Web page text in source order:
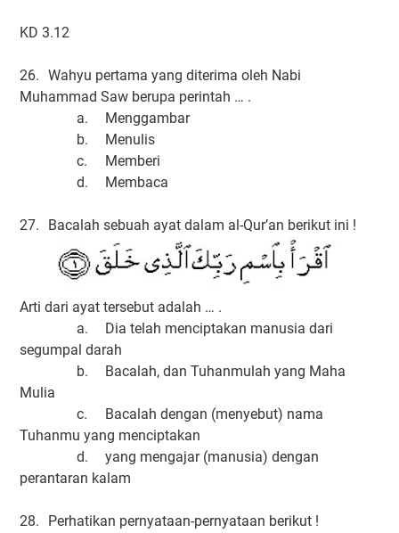
KD 3.12
26. Wahyu pertama yang diterima oleh Nabi
Muhammad Saw berupa perintah … .
a.
Menggambar
b.
Menulis
c.
Memberi
d.
Membaca
27. Bacalah sebuah ayat dalam al-Qur’an berikut ini !
Arti dari ayat tersebut adalah … .
a.
Dia telah menciptakan manusia dari
segumpal darah
b.
Bacalah, dan Tuhanmulah yang Maha
Mulia
c.
Bacalah dengan (menyebut) nama
Tuhanmu yang menciptakan
d.
yang mengajar (manusia) dengan
perantaran kalam
28. Perhatikan pernyataan-pernyataan berikut !